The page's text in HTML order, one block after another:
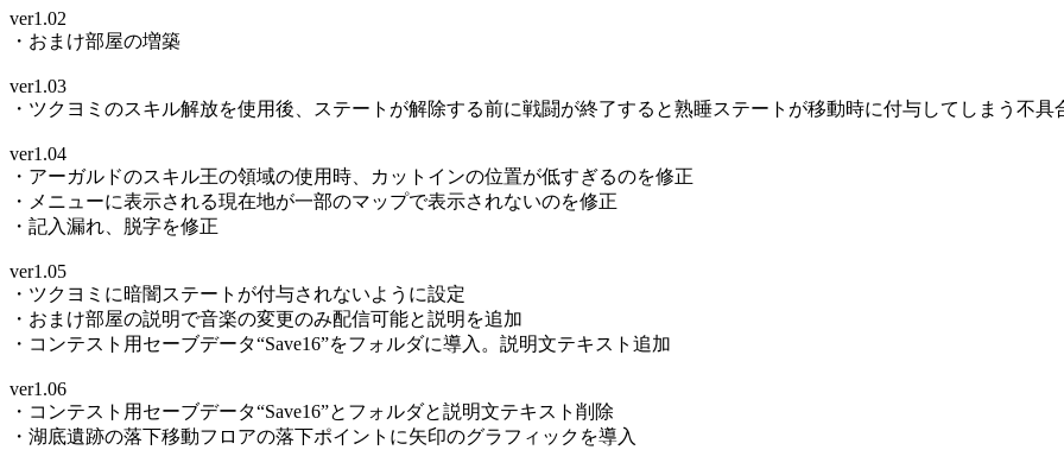
ver1.02
・おまけ部屋の増築
ver1.03
・ツクヨミのスキル解放を使用後、ステートが解除する前に戦闘が終了すると熟睡ステートが移動時に付与してしまう不具
ver1.04
・アーガルドのスキル王の領域の使用時、カットインの位置が低すぎるのを修正
・メニューに表示される現在地が一部のマップで表示されないのを修正
・記入漏れ、脱字を修正
ver1.05
・ツクヨミに暗闇ステートが付与されないように設定
・おまけ部屋の説明で音楽の変更のみ配信可能と説明を追加
・コンテスト用セーブデータ“Save16”をフォルダに導入。説明文テキスト追加
ver1.06
・コンテスト用セーブデータ“Save16”とフォルダと説明文テキスト削除
・湖底遺跡の落下移動フロアの落下ポイントに矢印のグラフィックを導入